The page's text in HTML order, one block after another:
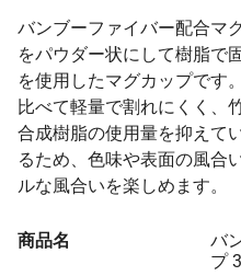
バンブーファイバー配合マ
をパウダー状にして樹脂で
を使用したマグカップです
比べて軽量で割れにくく、
合成樹脂の使用量を抑えて
るため、色味や表面の風合
ルな風合いを楽しめます。
商品名
バ
プ